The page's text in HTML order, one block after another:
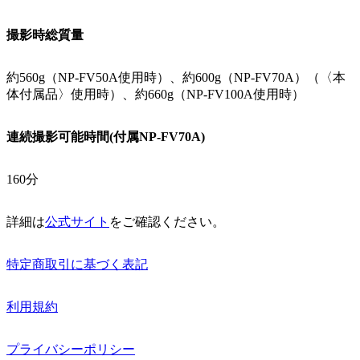
撮影時総質量
約560g（NP-FV50A使用時）、約600g（NP-FV70A）（〈本
体付属品〉使用時）、約660g（NP-FV100A使用時）
連続撮影可能時間(付属NP-FV70A)
160分
詳細は公式サイト をご確認ください。
特定商取引に基づく表記
利用規約
プライバシーポリシー